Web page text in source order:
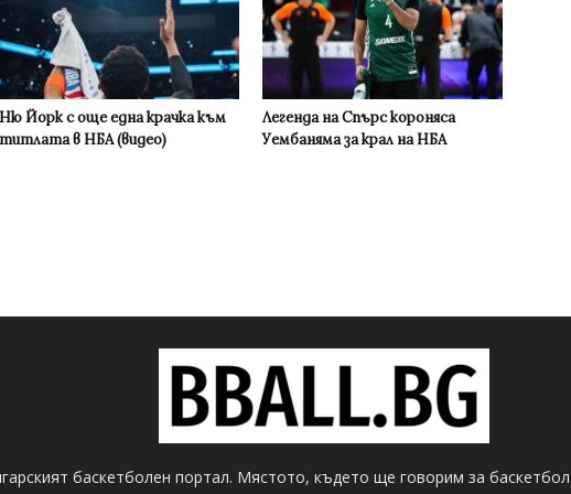
Ню Йорк с още една крачка към
титлата в НБА (видео)
Легенда на Спърс короняса
Уембаняма за крал на НБА
баскетболен портал. Мястото, където ще говорим за